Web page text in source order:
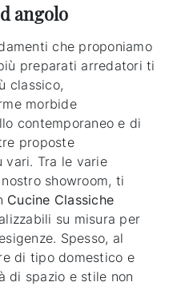
angolo
che proponiamo
preparati arredatori ti
classico,
morbide
contemporaneo e di
proposte
vari. Tra le varie
showroom, ti
Cucine Classiche
su misura per
Spesso, al
di tipo domestico e
di spazio e stile non